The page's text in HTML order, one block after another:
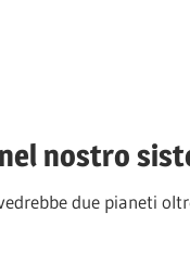
nostro
due pianeti